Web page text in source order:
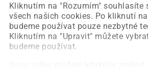
Kliknutím na "Rozumím" souhlasíte
všech našich cookies. Po kliknutí
budeme používat pouze nezbytné
Kliknutím na "Upravit" můžete
budeme používat.
Obnovit stránku